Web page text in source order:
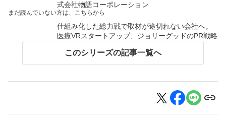
式会社物語コーポレーション
まだ読んでいない方は、こちらから
仕組み化した総力戦で取材が途切れない会社へ。
医療VRスタートアップ、ジョリーグッドのPR戦略
このシリーズの記事一覧へ